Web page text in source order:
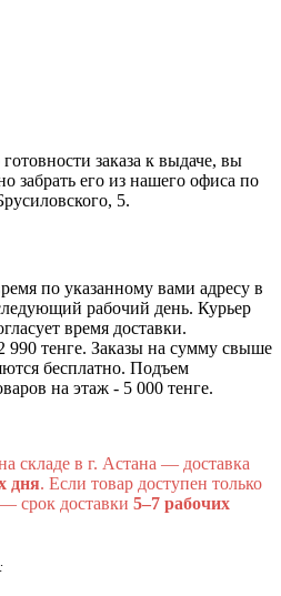
заказа к выдаче, вы
забрать его из нашего офиса по
5.
по указанному вами адресу в
рабочий день. Курьер
время доставки.
990 тенге. Заказы на сумму свыше
бесплатно. Подъем
на этаж - 5 000 тенге.
складе в г. Астана — доставка
дня. Если товар доступен только
срок доставки 5–7 рабочих